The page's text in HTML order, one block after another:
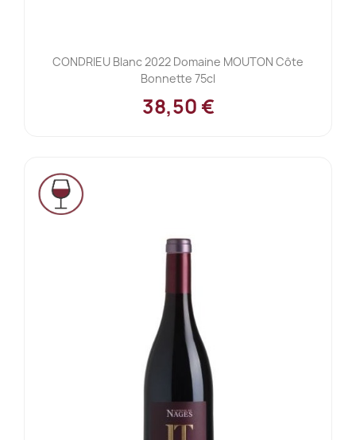
CONDRIEU Blanc 2022 Domaine MOUTON Côte
Bonnette 75cl
38,50 €